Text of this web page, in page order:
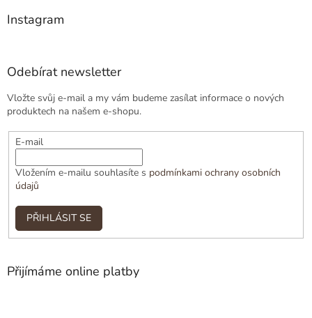
Instagram
Odebírat newsletter
Vložte svůj e-mail a my vám budeme zasílat informace o nových
produktech na našem e-shopu.
E-mail
Vložením e-mailu souhlasíte s podmínkami ochrany osobních
údajů
PŘIHLÁSIT SE
Přijímáme online platby